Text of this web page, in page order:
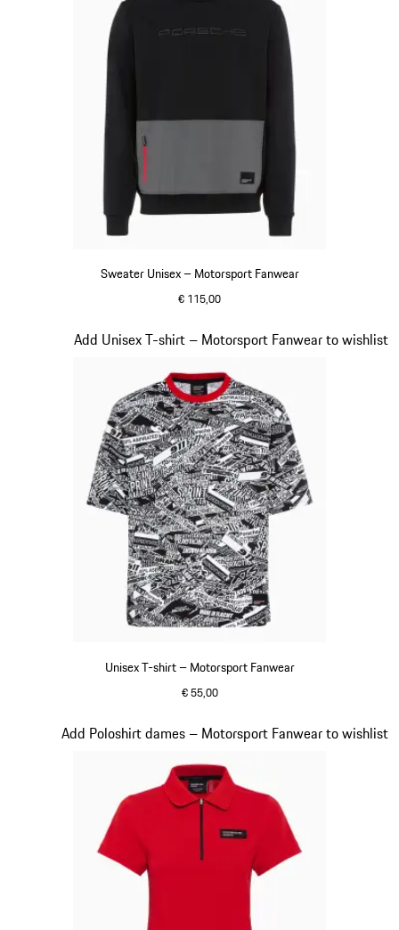
Sweater Unisex – Motorsport Fanwear
€ 115,00
Unisex T-shirt – Motorsport Fanwear
€ 55,00
Add Unisex T-shirt – Motorsport Fanwear to wishlist
Dia 17 van 20
Add Poloshirt dames – Motorsport Fanwear to wishlist
Dia 18 van 20